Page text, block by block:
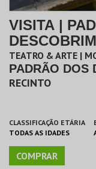
VISITA |
TEATRO & ARTE |
PADRÃO DOS
RECINTO
CLASSIFICAÇÃO ETÁRIA
TODAS AS IDADES
COMPRAR